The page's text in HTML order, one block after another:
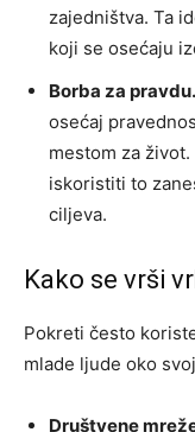
zajedništva. Ta
koji se osećaju
Borba za pravdu.
osećaj
mestom za
iskoristiti to
ciljeva.
Kako se vrši
Pokreti često
mlade ljude oko
Društvene